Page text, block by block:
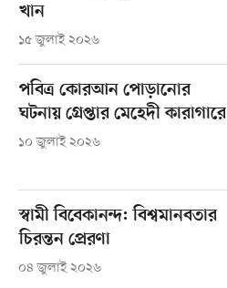
খান
১৫ জুলাই ২০২৬
পবিত্র কোরআন পোড়ানোর
ঘটনায় গ্রেপ্তার মেহেদী কারাগারে
১০ জুলাই ২০২৬
স্বামী বিবেকানন্দ: বিশ্বমানবতার
চিরন্তন প্রেরণা
০৪ জুলাই ২০২৬